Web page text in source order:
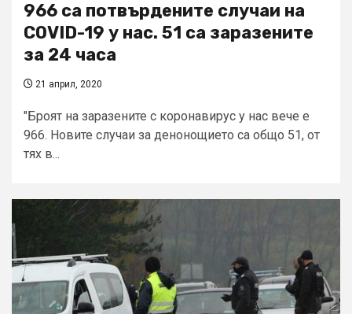
966 са потвърдените случаи на
COVID-19 у нас. 51 са заразените
за 24 часа
21 април, 2020
"Броят на заразените с коронавирус у нас вече е
966. Новите случаи за денонощието са общо 51, от
тях в...